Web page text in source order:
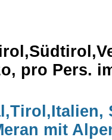
pro Pers.
mit